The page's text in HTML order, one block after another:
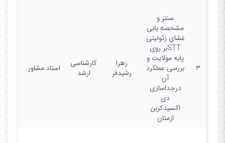
۳
سنتز و
مشخصه یابی
غشای زئولیتی
STTبر روی
پایه مولایت و
بررسی عملکرد
آن
درجداسازی
دی
اکسیدکربن
ازمتان
زهرا
رشیدفر
کارشناسی
ارشد
استاد مشاور